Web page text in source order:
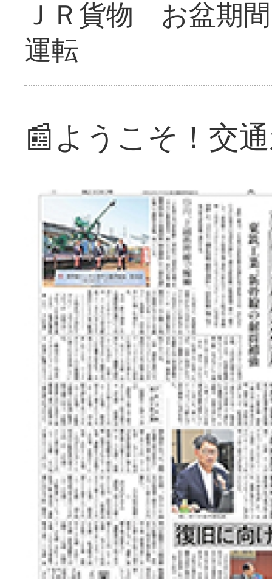
ＪＲ貨物 お盆期
運転
📰ようこそ！交